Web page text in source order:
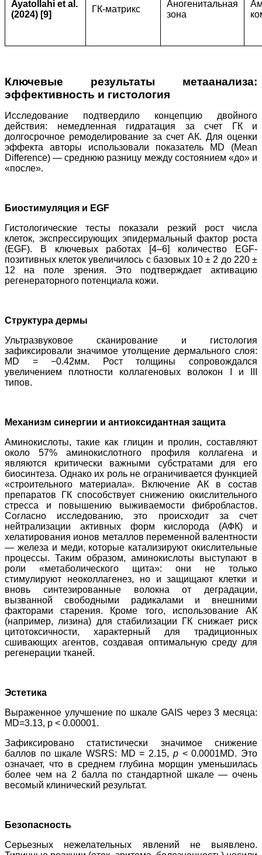
Ayatollahi et al.
(2024) [9]
ГК-матрикс
Аногенитальная
зона
Ключевые результаты метаанализа:
эффективность и гистология
Исследование подтвердило концепцию двойного
действия: немедленная гидратация за счет ГК и
долгосрочное ремоделирование за счет АК. Для оценки
эффекта авторы использовали показатель MD (Mean
Difference) — среднюю разницу между состоянием «до» и
«после».
Биостимуляция и EGF
Гистологические тесты показали резкий рост числа
клеток, экспрессирующих эпидермальный фактор роста
(EGF). В ключевых работах [4–6] количество EGF-
позитивных клеток увеличилось с базовых 10 ± 2 до 220 ±
12 на поле зрения. Это подтверждает активацию
регенераторного потенциала кожи.
Структура дермы
Ультразвуковое сканирование и гистология
зафиксировали значимое утолщение дермального слоя:
MD = −0.42мм. Рост толщины сопровождался
увеличением плотности коллагеновых волокон I и III
типов.
Механизм синергии и антиоксидантная защита
Аминокислоты, такие как глицин и пролин, составляют
около 57% аминокислотного профиля коллагена и
являются критически важными субстратами для его
биосинтеза. Однако их роль не ограничивается функцией
«строительного материала». Включение АК в состав
препаратов ГК способствует снижению окислительного
стресса и повышению выживаемости фибробластов.
Согласно исследованию, это происходит за счет
нейтрализации активных форм кислорода (АФК) и
хелатирования ионов металлов переменной валентности
— железа и меди, которые катализируют окислительные
процессы. Таким образом, аминокислоты выступают в
роли «метаболического щита»: они не только
стимулируют неоколлагенез, но и защищают клетки и
вновь синтезированные волокна от деградации,
вызванной свободными радикалами и внешними
факторами старения. Кроме того, использование АК
(например, лизина) для стабилизации ГК снижает риск
цитотоксичности, характерный для традиционных
сшивающих агентов, создавая оптимальную среду для
регенерации тканей.
Эстетика
Выраженное улучшение по шкале GAIS через 3 месяца:
MD=3.13, p < 0.00001.
Зафиксировано статистически значимое снижение
баллов по шкале WSRS: MD = 2.15, p< 0.0001MD. Это
означает, что в среднем глубина морщин уменьшилась
более чем на 2 балла по стандартной шкале — очень
весомый клинический результат.
Безопасность
Серьезных нежелательных явлений не выявлено.